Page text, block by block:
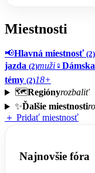
Miestnosti
📢Hlavná miestnosť (2)
jazda (2)muži♀️
témy (2)18+
🗺️Regiónyrozbaliť
✨Ďalšie miestnosti
＋ Pridať miestnosť
Najnovšie fóra